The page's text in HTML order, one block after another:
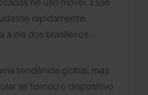
rapidamente,
a dia dos brasileiros.
tendência global, mas
se tornou o dispositivo